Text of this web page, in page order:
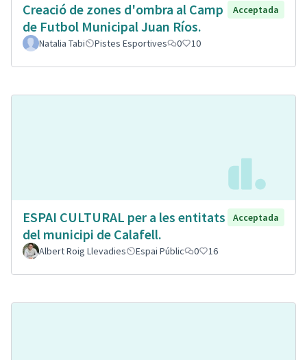
Creació de zones d'ombra al Camp
de Futbol Municipal Juan Ríos.
Acceptada
Natalia Tabi Pistes Esportives 0 10
ESPAI CULTURAL per a les entitats
del municipi de Calafell.
Acceptada
Albert Roig Llevadies Espai Públic 0 16